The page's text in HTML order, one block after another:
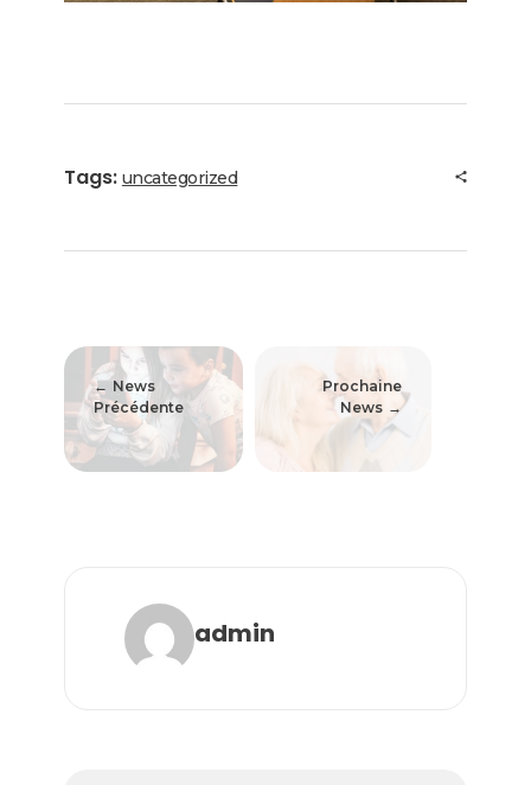
Tags: uncategorized
News
Précédente
Prochaine
News
admin